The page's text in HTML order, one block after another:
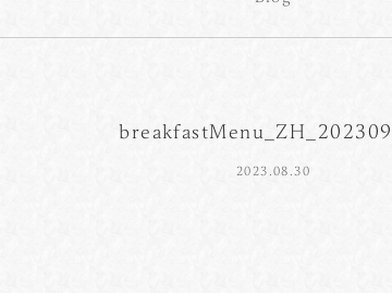
2023.08.30